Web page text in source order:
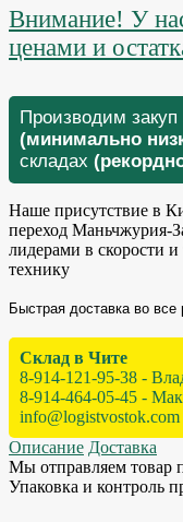
Внимание! У
ценами и
Производим закуп
(минимально
складах
Наше присутствие в
переход Маньчжурия-
лидерами в скорости
технику
Быстрая доставка во все
Склад в Чите
8-914-121-95-38 -
8-914-464-05-45 -
info@logistvostok.com
Описание Доставка
Мы отправляем товар
Упаковка и контроль